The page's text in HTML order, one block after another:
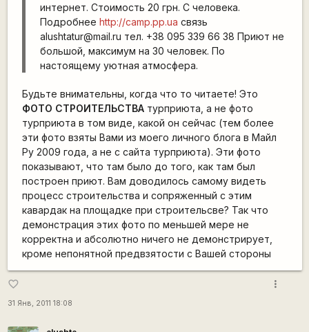
интернет. Стоимость 20 грн. С человека.
Подробнее http://camp.pp.ua связь
alushtatur@mail.ru тел. +38 095 339 66 38 Приют не
большой, максимум на 30 человек. По
настоящему уютная атмосфера.
Будьте внимательны, когда что то читаете! Это
ФОТО СТРОИТЕЛЬСТВАтурприюта, а не фото
турприюта в том виде, какой он сейчас (тем более
эти фото взяты Вами из моего личного блога в Майл
Ру 2009 года, а не с сайта турприюта). Эти фото
показывают, что там было до того, как там был
построен приют. Вам доводилось самому видеть
процесс строительства и сопряженный с этим
кавардак на площадке при строительсве? Так что
демонстрация этих фото по меньшей мере не
корректна и абсолютно ничего не демонстрирует,
кроме непонятной предвзятости с Вашей стороны
favorite_border
31 Янв, 2011 18:08
more_vert